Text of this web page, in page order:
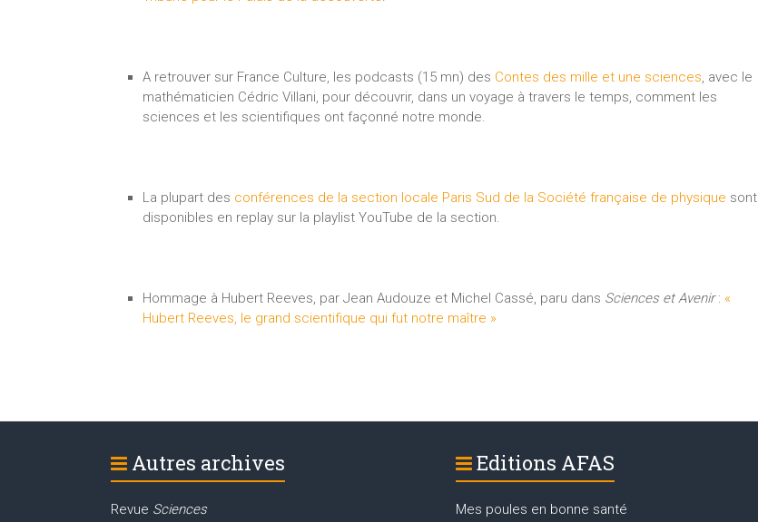
A retrouver sur France Culture, les podcasts (15 mn) des Contes des mille et une sciences, avec le
mathématicien Cédric Villani, pour découvrir, dans un voyage à travers le temps, comment les
sciences et les scientifiques ont façonné notre monde.
La plupart des conférences de la section locale Paris Sud de la Société française de physique sont
disponibles en replay sur la playlist YouTube de la section.
Hommage à Hubert Reeves, par Jean Audouze et Michel Cassé, paru dans Sciences et Avenir: «
Hubert Reeves, le grand scientifique qui fut notre maître »
Autres archives
Revue Sciences
Editions AFAS
Mes poules en bonne santé